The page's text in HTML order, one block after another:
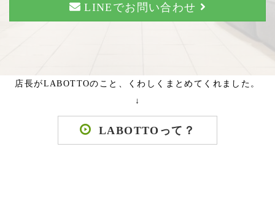
LINEでお問い合わせ
店長がLABOTTOのこと、くわしくまとめてくれました。
↓
LABOTTOって？